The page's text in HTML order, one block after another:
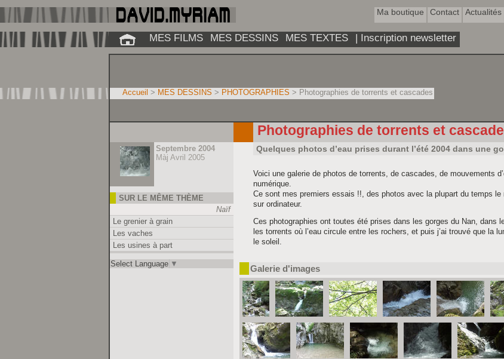
Septembre 2004
Màj Avril 2005
SUR LE MÊME THÈME
Naïf
Le grenier à grain
Les vaches
Les usines à part
Select Language ▼
Photographies de torrents et
Quelques photos d’eau prises durant l’été 2004 dans une
Voici une galerie de photos de torrents, de cascades, de mouvements
numérique.
Ce sont mes premiers essais !!, des photos avec la plupart du temps le
sur ordinateur.
Ces photographies ont toutes été prises dans les gorges du Nan, dans
les torrents où l’eau circule entre les rochers, et puis j’ai trouvé que la
le soleil.
Galerie d'images
Accueil > MES DESSINS > PHOTOGRAPHIES > Photographies de torrents et cascades
Ma boutique Contact Actualités
MES FILMS MES DESSINS MES TEXTES | Inscription newsletter